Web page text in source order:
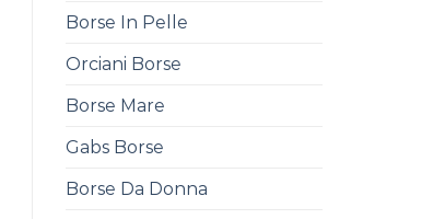
Borse In Pelle
Orciani Borse
Borse Mare
Gabs Borse
Borse Da Donna